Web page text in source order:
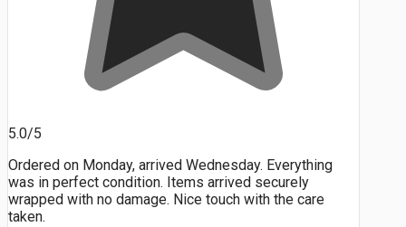
5.0/5
Ordered on Monday, arrived Wednesday. Everything
was in perfect condition. Items arrived securely
wrapped with no damage. Nice touch with the care
taken.